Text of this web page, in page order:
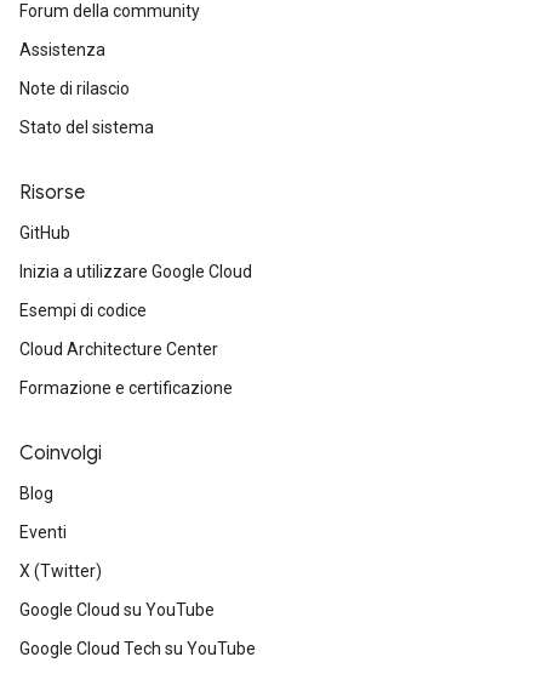
Forum della community
Assistenza
Note di rilascio
Stato del sistema
Risorse
GitHub
Inizia a utilizzare Google Cloud
Esempi di codice
Cloud Architecture Center
Formazione e certificazione
Coinvolgi
Blog
Eventi
X (Twitter)
Google Cloud su YouTube
Google Cloud Tech su YouTube